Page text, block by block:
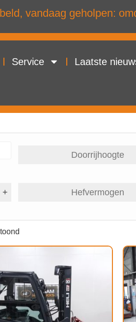
vandaag geholpen:
Service Laatste
Doorrijhoogte
+ Hefvermogen